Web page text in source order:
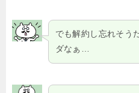
でも解約し忘れそう
ダなぁ…